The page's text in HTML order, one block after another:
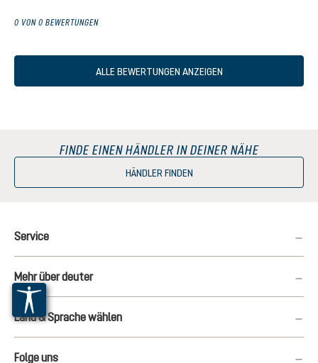
0 VON 0 BEWERTUNGEN
ALLE BEWERTUNGEN ANZEIGEN
FINDE EINEN HÄNDLER IN DEINER NÄHE
HÄNDLER FINDEN
Service
Mehr über deuter
Land & Sprache wählen
Folge uns